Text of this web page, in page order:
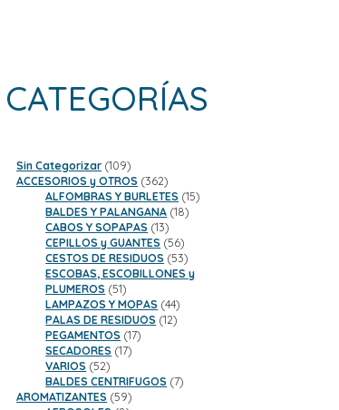
CATEGORÍAS
Sin Categorizar 109109
productos
ACCESORIOS y OTROS 362362
productos
ALFOMBRAS Y BURLETES 1515
BALDES Y PALANGANA 1818
CABOS Y SOPAPAS 1313
productos
CEPILLOS y GUANTES 5656
productos
CESTOS DE RESIDUOS 5353
productos
ESCOBAS, ESCOBILLONES y
PLUMEROS 5151
productos
LAMPAZOS Y MOPAS 4444
productos
PALAS DE RESIDUOS 1212
PEGAMENTOS 1717
SECADORES 1717
VARIOS 5252
productos
BALDES CENTRIFUGOS 77
AROMATIZANTES 5959